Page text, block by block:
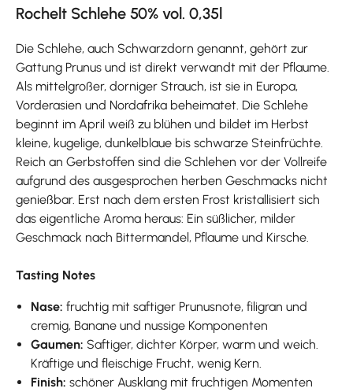
Rochelt Schlehe 50% vol. 0,35l
Die Schlehe, auch Schwarzdorn genannt, gehört zur
Gattung Prunus und ist direkt verwandt mit der Pflaume.
Als mittelgroßer, dorniger Strauch, ist sie in Europa,
Vorderasien und Nordafrika beheimatet. Die Schlehe
beginnt im April weiß zu blühen und bildet im Herbst
kleine, kugelige, dunkelblaue bis schwarze Steinfrüchte.
Reich an Gerbstoffen sind die Schlehen vor der Vollreife
aufgrund des ausgesprochen herben Geschmacks nicht
genießbar. Erst nach dem ersten Frost kristallisiert sich
das eigentliche Aroma heraus: Ein süßlicher, milder
Geschmack nach Bittermandel, Pflaume und Kirsche.
Tasting Notes
Nase: fruchtig mit saftiger Prunusnote, filigran und
cremig, Banane und nussige Komponenten
Gaumen: Saftiger, dichter Körper, warm und weich.
Kräftige und fleischige Frucht, wenig Kern.
Finish: schöner Ausklang mit fruchtigen Momenten